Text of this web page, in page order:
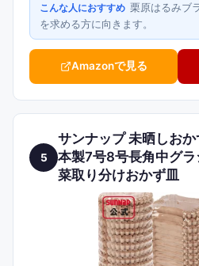
こんな人におすすめ 栗原はるみブ
を求める方に向きます。
Amazonで見る
5
サンナップ 未晒しお
本製7号8号長角中グ
菜取り分けおかず皿